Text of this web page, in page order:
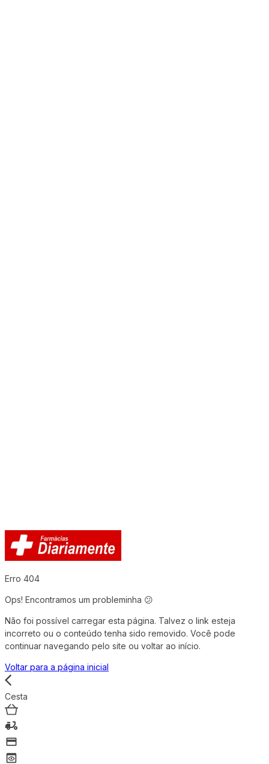
Erro 404
Ops! Encontramos um probleminha 😕
Não foi possível carregar esta página. Talvez o link esteja
incorreto ou o conteúdo tenha sido removido. Você pode
continuar navegando pelo site ou voltar ao início.
Voltar para a página inicial
Cesta